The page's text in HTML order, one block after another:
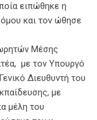
ειπώθηκε η
και τον ώθησε
Μέσης
με τον Υπουργό
Διευθυντή του
με
μέλη του